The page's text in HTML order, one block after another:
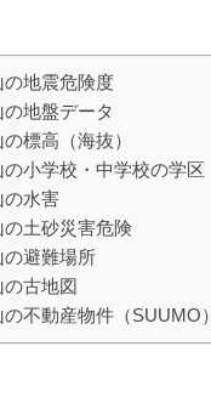
地震危険度
地盤データ
標高（海抜）
小学校・中学校の学区
の水害
土砂災害危険
避難場所
古地図
不動産物件（SUUMO）